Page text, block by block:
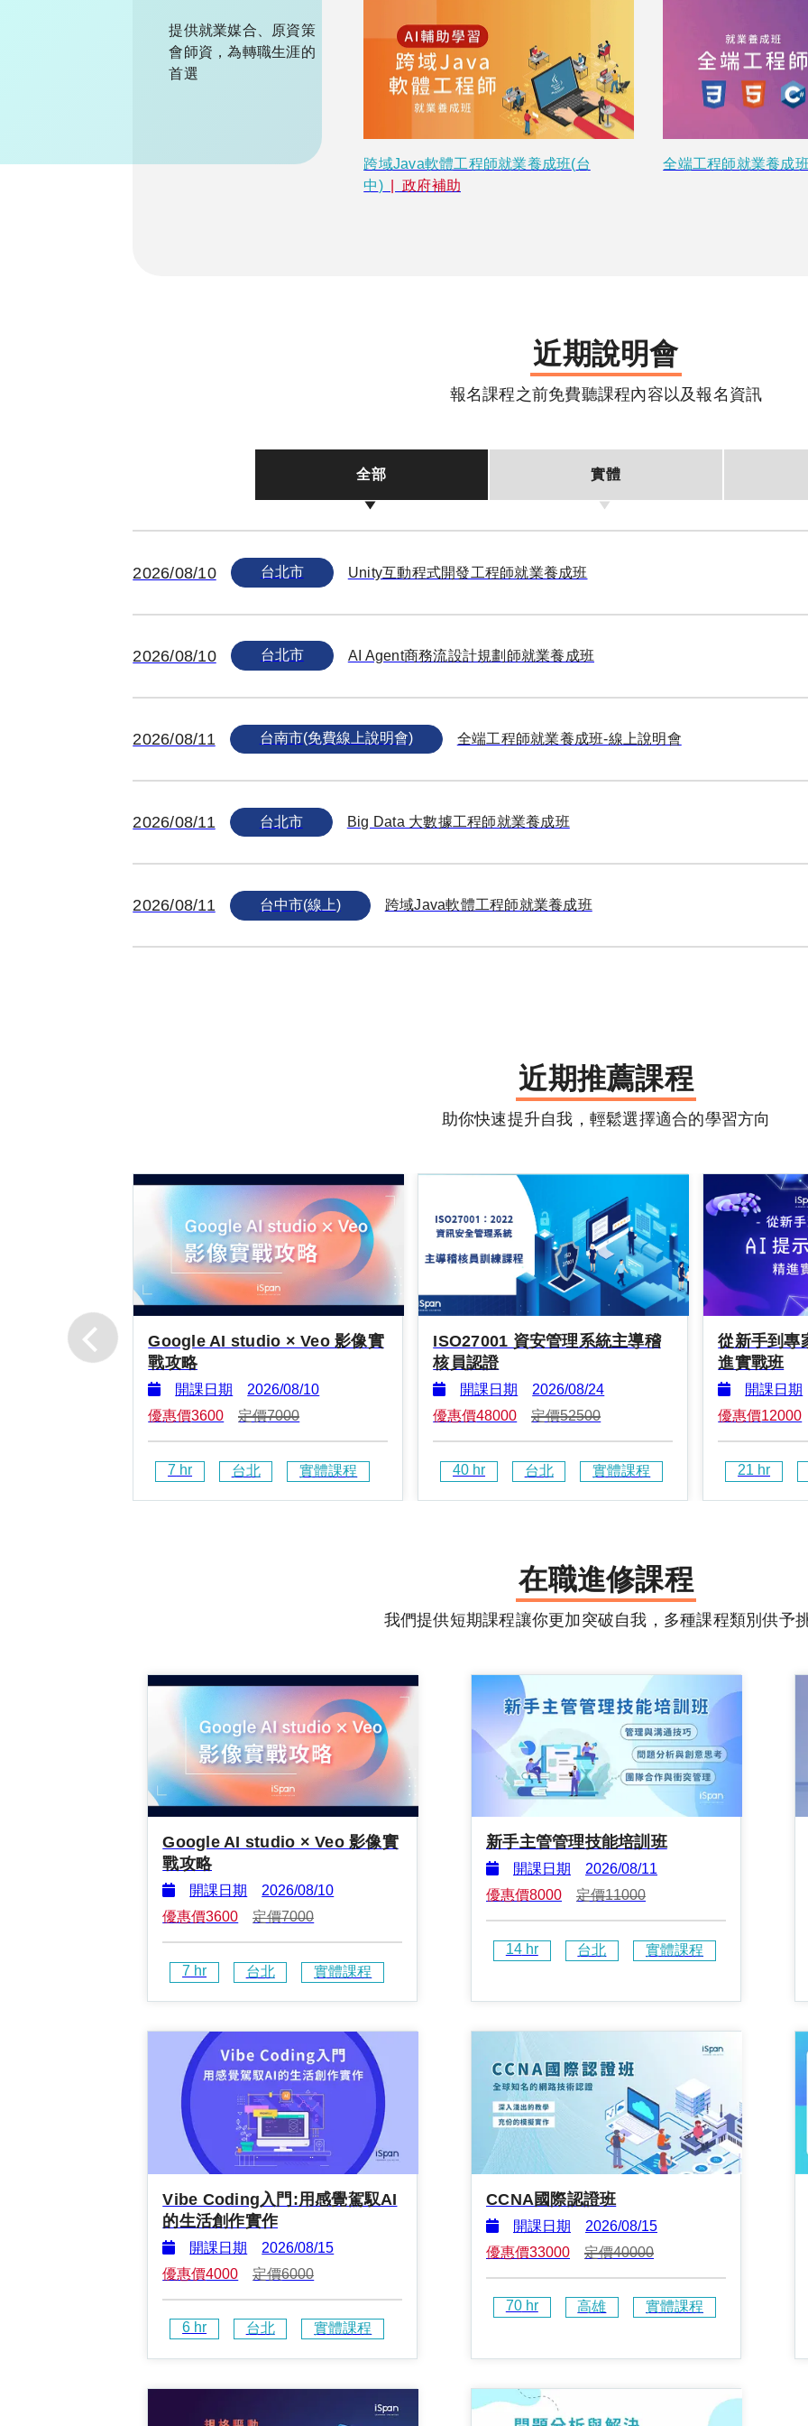
提供就業媒合、原資策
會師資，為轉職生涯的
首選
跨域Java軟體工程師就業養成班(台
中) |  政府補助
全端工程師就業養成
近期說明會
報名課程之前免費聽課程內容以及報名資訊
全部 實體
2026/08/10 台北市 Unity互動程式開發工程師就業養成班
2026/08/10 台北市 AI Agent商務流設計規劃師就業養成班
2026/08/11 台南市(免費線上說明會) 全端工程師就業養成班-線上說明會
2026/08/11 台北市 Big Data 大數據工程師就業養成班
2026/08/11 台中市(線上) 跨域Java軟體工程師就業養成班
近期推薦課程
助你快速提升自我，輕鬆選擇適合的學習方向
Google AI studio × Veo 影像實
戰攻略
開課日期
2026/08/10
優惠價3600 定價7000
7 hr 台北 實體課程
ISO27001 資安管理系統主導稽
核員認證
開課日期
2026/08/24
優惠價48000 定價52500
40 hr 台北 實體課程
從新手到專
進實戰班
開課日期
優惠價12000
21 hr
在職進修課程
我們提供短期課程讓你更加突破自我，多種課程類別供予
Google AI studio × Veo 影像實
戰攻略
開課日期
2026/08/10
優惠價3600 定價7000
7 hr 台北 實體課程
新手主管管理技能培訓班
開課日期
2026/08/11
優惠價8000 定價11000
14 hr 台北 實體課程
Vibe Coding入門:用感覺駕馭AI
的生活創作實作
開課日期
2026/08/15
優惠價4000 定價6000
6 hr 台北 實體課程
CCNA國際認證班
開課日期
2026/08/15
優惠價33000 定價40000
70 hr 高雄 實體課程